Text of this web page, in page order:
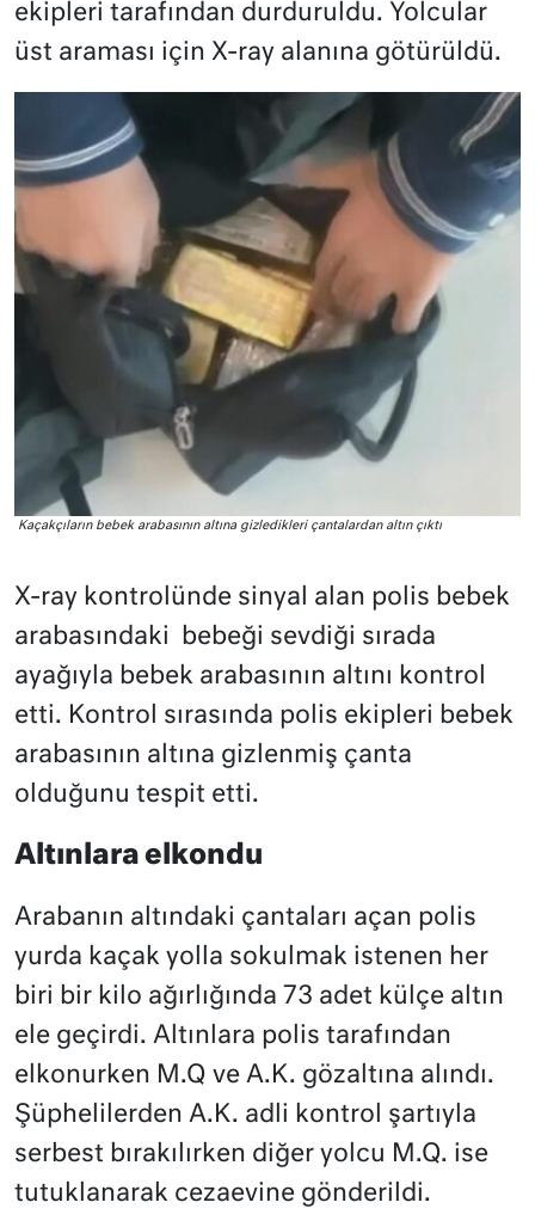
ekipleri tarafından durduruldu. Yolcular
üst araması için X-ray alanına götürüldü.
Kaçakçıların bebek arabasının altına gizledikleri çantalardan altın çıktı
X-ray kontrolünde sinyal alan polis bebek
arabasındaki
bebeği sevdiği sırada
ayağıyla bebek arabasının altını kontrol
etti. Kontrol sırasında polis ekipleri bebek
arabasının altına gizlenmiş çanta
olduğunu tespit etti.
Altınlara elkondu
Arabanın altındaki çantaları açan polis
yurda kaçak yolla sokulmak istenen her
biri bir kilo ağırlığında 73 adet külçe altın
ele geçirdi. Altınlara polis tarafından
elkonurken M.Q ve A.K. gözaltına alındı.
Şüphelilerden A.K. adli kontrol şartıyla
serbest bırakılırken diğer yolcu M.Q. ise
tutuklanarak cezaevine gönderildi.